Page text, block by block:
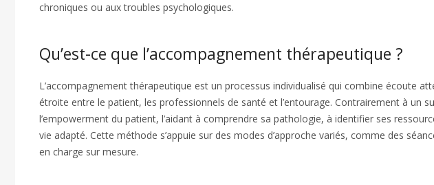
chroniques ou aux troubles psychologiques.
Qu’est-ce que l’accompagnement thérapeutique ?
L’accompagnement thérapeutique est un processus individualisé qui combine écoute
étroite entre le patient, les professionnels de santé et l’entourage. Contrairement à un
l’empowerment du patient, l’aidant à comprendre sa pathologie, à identifier ses
vie adapté. Cette méthode s’appuie sur des modes d’approche variés, comme des
en charge sur mesure.